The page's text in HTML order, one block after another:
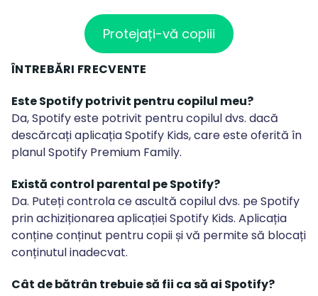
Protejați-vă copiii
ÎNTREBĂRI FRECVENTE
Este Spotify potrivit pentru copilul meu?
Da, Spotify este potrivit pentru copilul dvs. dacă
descărcați aplicația Spotify Kids, care este oferită în
planul Spotify Premium Family.
Există control parental pe Spotify?
Da. Puteți controla ce ascultă copilul dvs. pe Spotify
prin achiziționarea aplicației Spotify Kids. Aplicația
conține conținut pentru copii și vă permite să blocați
conținutul inadecvat.
Cât de bătrân trebuie să fii ca să ai Spotify?